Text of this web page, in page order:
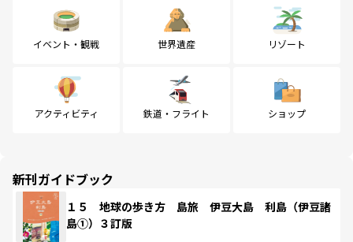
イベント・観戦 世界遺産 リゾート
アクティビティ 鉄道・フライト ショップ
新刊ガイドブック
１５ 地球の歩き方 島旅 伊豆大島 利島（伊豆諸
島①）３訂版